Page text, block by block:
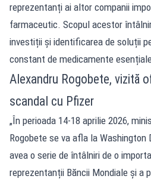
reprezentanți ai altor companii
farmaceutic. Scopul acestor
investiții și identificarea de soluții
constant de medicamente
Alexandru Rogobete, vizită
scandal cu Pfizer
„În perioada 14-18 aprilie 2026,
Rogobete se va afla la Washington
avea o serie de întâlniri de o
reprezentanții Băncii Mondiale și a